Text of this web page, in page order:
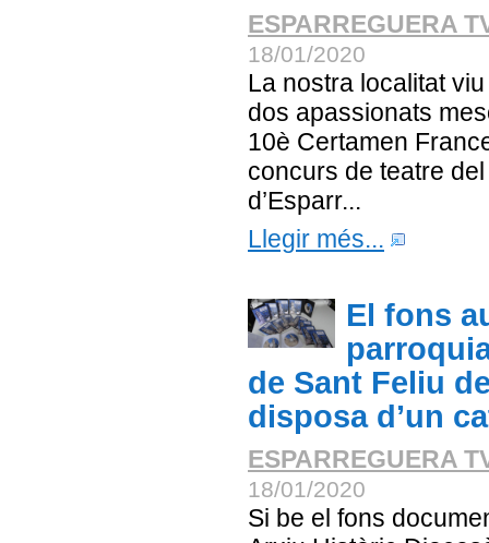
ESPARREGUERA
18/01/2020
La nostra localitat
dos apassionats
10è Certamen
concurs de teatre
d’Esparr...
Llegir més...
El fons
de Sant Feliu
disposa d’un
ESPARREGUERA
18/01/2020
Si be el fons